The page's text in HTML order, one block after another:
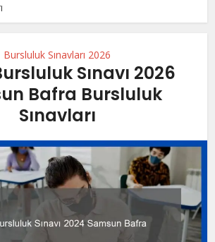
Bursluluk Sınavları 2026
Sınavı 2026
Bafra Bursluluk
Sınavları